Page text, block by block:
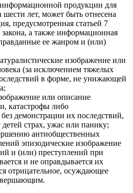
продукции для
шести лет, может быть отнесена
предусмотренная статьей 7
а также информационная
ее жанром и (или)
изображение или
(за исключением тяжелых
в форме, не унижающей
или описание
катастрофы либо
демонстрации их последствий,
страх, ужас или панику;
антиобщественных
эпизодические изображение
и (или) преступлений при
и не оправдывается их
отрицательное, осуждающее